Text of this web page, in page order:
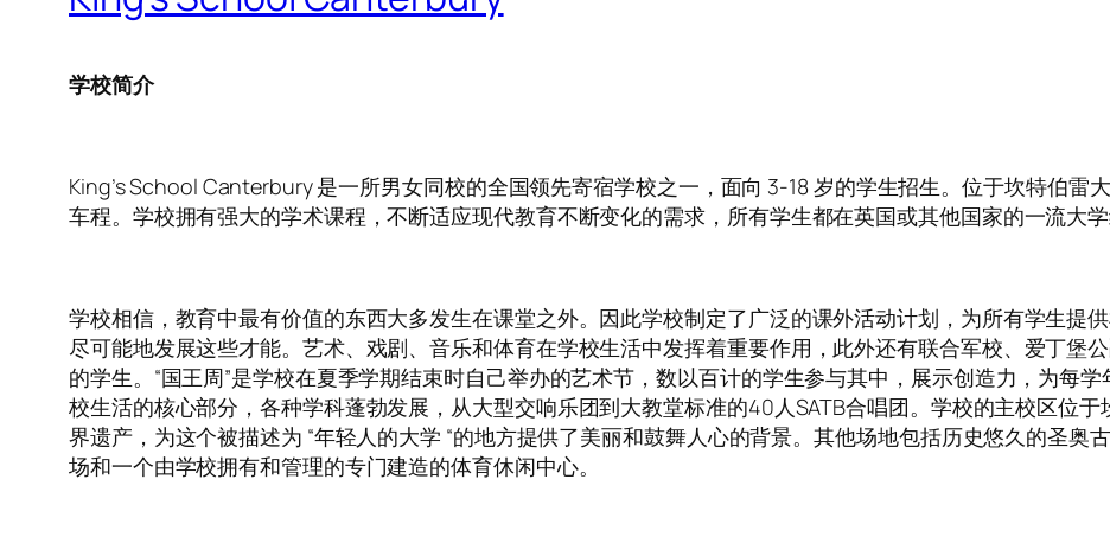
学校简介
King’s School Canterbury 是一所男女同校的全国领先寄宿学校之一，面向 3-18 岁的学生招生。位于坎特伯雷
车程。学校拥有强大的学术课程，不断适应现代教育不断变化的需求，所有学生都在英国或其他国家的一流大学
学校相信，教育中最有价值的东西大多发生在课堂之外。因此学校制定了广泛的课外活动计划，为所有学生提
尽可能地发展这些才能。艺术、戏剧、音乐和体育在学校生活中发挥着重要作用，此外还有联合军校、爱丁堡
的学生。“国王周”是学校在夏季学期结束时自己举办的艺术节，数以百计的学生参与其中，展示创造力，为每
校生活的核心部分，各种学科蓬勃发展，从大型交响乐团到大教堂标准的40人SATB合唱团。学校的主校区位
界遗产，为这个被描述为 “年轻人的大学 “的地方提供了美丽和鼓舞人心的背景。其他场地包括历史悠久的圣奥
场和一个由学校拥有和管理的专门建造的体育休闲中心。